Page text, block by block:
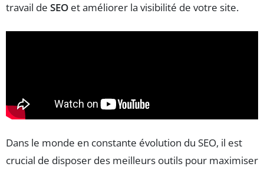
travail de SEO et améliorer la visibilité de votre site.
Dans le monde en constante évolution du SEO, il est
crucial de disposer des meilleurs outils pour maximiser